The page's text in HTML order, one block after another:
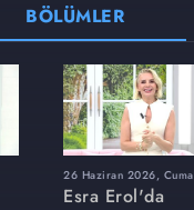
BÖLÜMLER
26 Haziran 2026, Cuma
Esra Erol'da